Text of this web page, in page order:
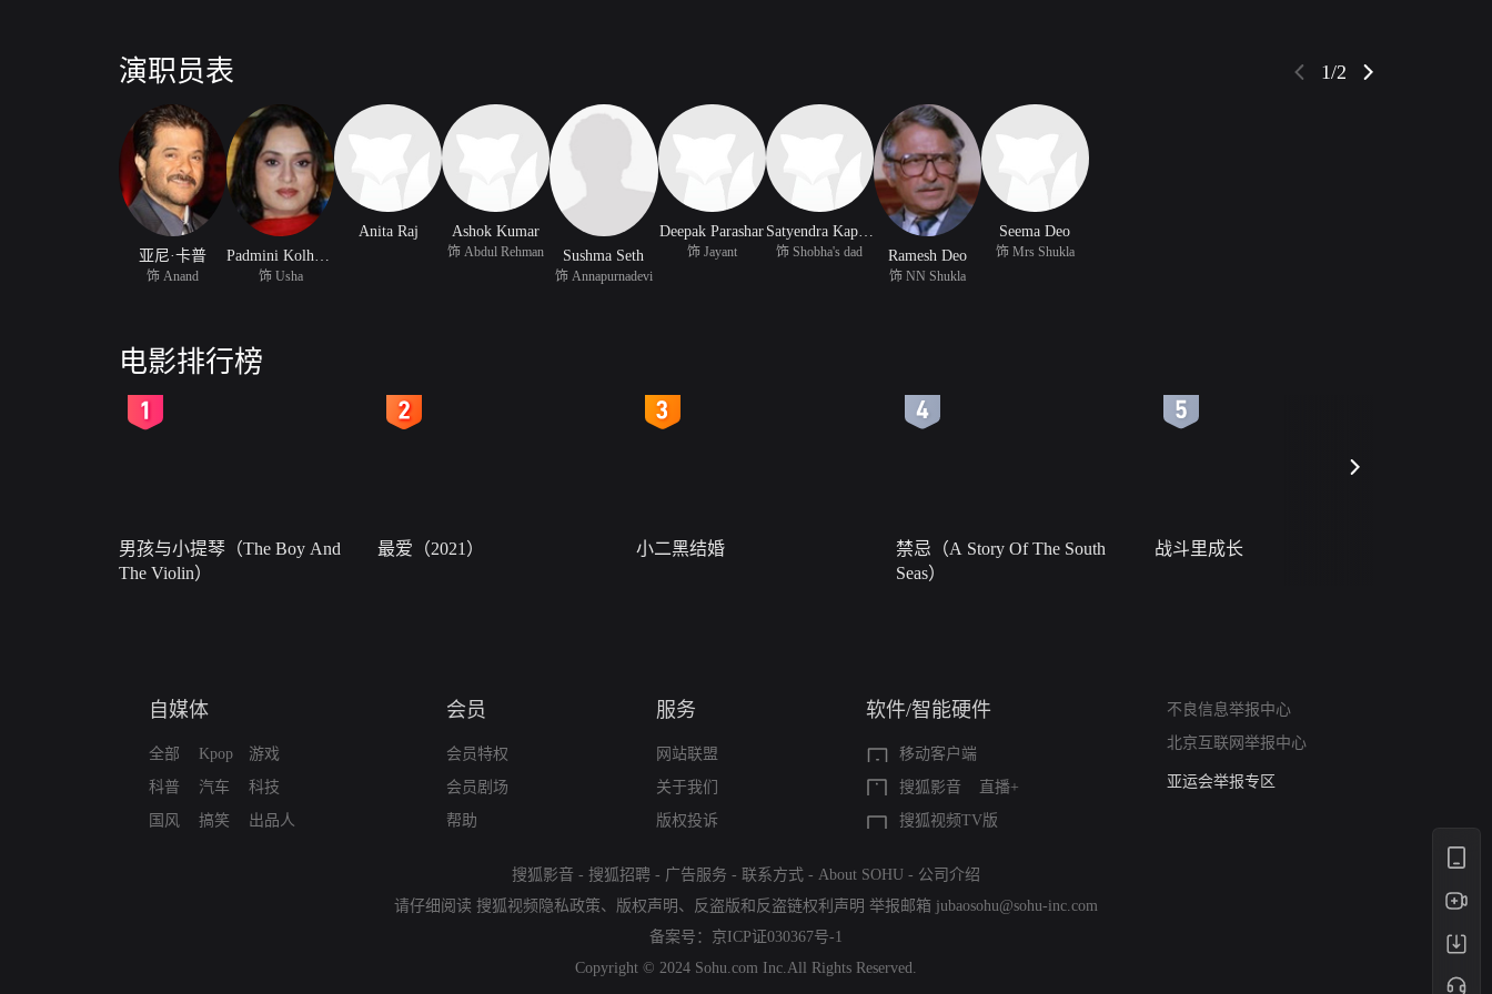
演职员表 1/2
亚尼·卡普
饰 Anand 饰 Usha
Anita Raj Ashok Kumar
饰 Abdul Rehman Sushma Seth
饰 Annapurnadevi
Deepak Parashar
饰 Jayant
Satyendra Kapoor
饰 Shobha's dad Ramesh Deo
饰 NN Shukla
Seema Deo
饰 Mrs Shukla
电影排行榜
男孩与小提琴（The Boy And
The Violin）
最爱（2021） 小二黑结婚
禁忌（A Story Of The South
Seas）
战斗里成长
自媒体
全部
科普
国风
Kpop
汽车
搞笑
游戏
科技
出品人
会员
会员特权
会员剧场
帮助
服务
网站联盟
关于我们
版权投诉
软件/智能硬件
移动客户端
搜狐影音
直播+
搜狐视频TV版
不良信息举报中心
北京互联网举报中心
算法推荐专项举报
亚运会举报专区
搜狐影音 - 搜狐招聘 - 广告服务 - 联系方式 - About SOHU - 公司介绍
请仔细阅读 搜狐视频隐私政策、 版权声明 、 反盗版和反盗链权利声明 举报邮箱 jubaosohu@sohu-inc.com
备案号： 京ICP证030367号-1
Copyright © 2024 Sohu.com Inc.All Rights Reserved.